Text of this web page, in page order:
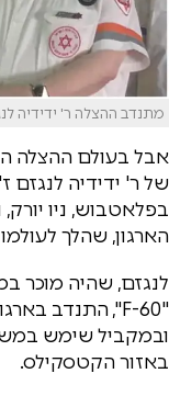
מתנדב ההצלה ר' ידידיה
אבל בעולם ההצלה
של ר' ידידיה לנגזם
בפלאטבוש, ניו
הארגון, שהלך
לנגזם, שהיה מוכר
ובמקביל שימש
באזור הקטסקילס.